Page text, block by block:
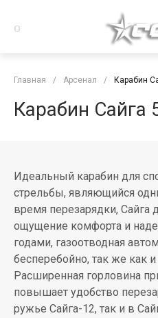
Главная / Арсенал / Карабин
Карабин Сайга
Идеальный карабин для
стрельбы, являющийся
время перезарядки, Сайга
ощущение комфорта и
годами, газоотводная
бесперебойно, так же как
Расширенная горловина
повышает удобство
ружье Сайга-12, так и в